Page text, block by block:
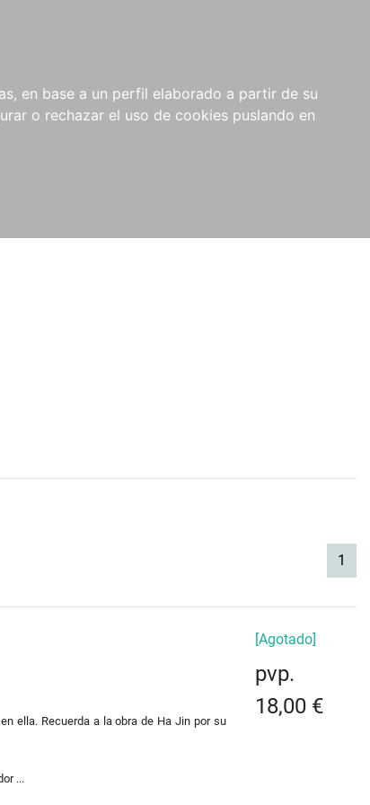
en base a un perfil elaborado a partir de su
o rechazar el uso de cookies puslando en
1
ella. Recuerda a la obra de Ha Jin por su
...
[Agotado]
pvp.
18,00 €